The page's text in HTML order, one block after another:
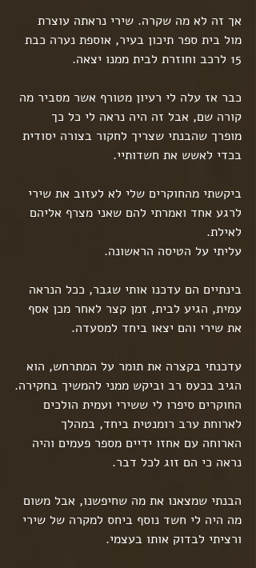
אך זה לא מה שקרה. שירי נראתה עוצרת
מול בית ספר תיכון בעיר, אוספת נערה כבת
15 לרכב וחוזרת לבית ממנו יצאה.
כבר אז עלה לי רעיון מטורף אשר מסביר מה
קורה שם, אבל זה היה נראה לי כל כך
מופרך שהבנתי שצריך לחקור בצורה יסודית
בכדי לאשש את חשדותיי.
ביקשתי מהחוקרים שלי לא לעזוב את שירי
לרגע אחד ואמרתי להם שאני מצרף אליהם
לאילת.
עליתי על הטיסה הראשונה.
בינתיים הם עדכנו אותי שגבר, ככל הנראה
עמית, הגיע לבית, זמן קצר לאחר מכן אסף
את שירי והם יצאו ביחד למסעדה.
עדכנתי בקצרה את תומר על המתרחש, הוא
הגיב בכעס רב וביקש ממני להמשיך בחקירה.
החוקרים סיפרו לי ששירי ועמית הולכים
לארוחת ערב רומנטית ביחד, במהלך
הארוחה עם אחזו ידיים מספר פעמים והיה
נראה כי הם זוג לכל דבר.
הבנתי שמצאנו את מה שחיפשנו, אבל משום
מה היה לי חשד נוסף ביחס למקרה של שירי
ורציתי לבדוק אותו בעצמי.